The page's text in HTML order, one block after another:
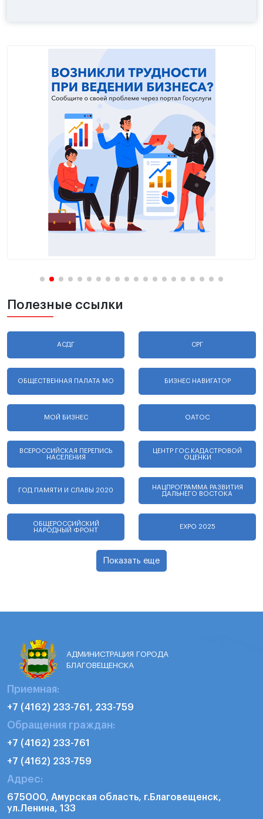
Полезные ссылки
АСДГ СРГ
ОБЩЕСТВЕННАЯ ПАЛАТА МО БИЗНЕС НАВИГАТОР
МОЙ БИЗНЕС ОАТОС
ВСЕРОССИЙСКАЯ ПЕРЕПИСЬ
НАСЕЛЕНИЯ
ЦЕНТР ГОС.КАДАСТРОВОЙ
ОЦЕНКИ
ГОД ПАМЯТИ И СЛАВЫ 2020
НАЦПРОГРАММА РАЗВИТИЯ
ДАЛЬНЕГО ВОСТОКА
ОБЩЕРОССИЙСКИЙ
НАРОДНЫЙ ФРОНТ
EXPO 2025
Показать еще
АДМИНИСТРАЦИЯ ГОРОДА
БЛАГОВЕЩЕНСКА
Приемная:
+7 (4162) 233-761, 233-759
Обращения граждан:
+7 (4162) 233-761
+7 (4162) 233-759
Адрес:
675000, Амурская область, г.Благовещенск,
ул.Ленина, 133